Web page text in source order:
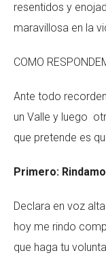
resentidos y
maravillosa en la
COMO
Ante todo
un Valle y luego
que pretende es
Primero:
Declara en voz
hoy me rindo
que haga tu